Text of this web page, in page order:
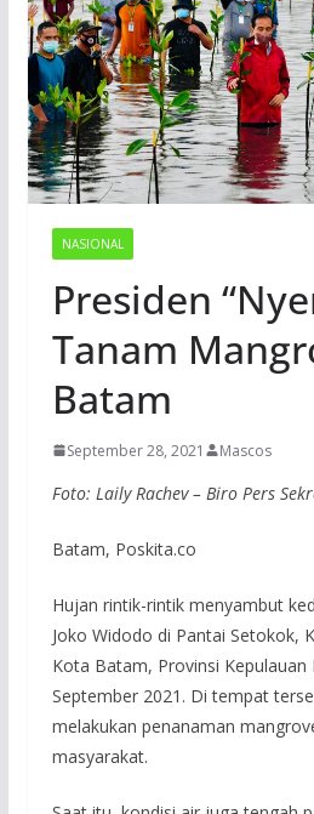
NASIONAL
Presiden
Tanam
Batam
September 28, 2021 Mascos
Foto: Laily Rachev – Biro Pers
Batam, Poskita.co
Hujan rintik-rintik menyambut
Joko Widodo di Pantai Setokok,
Kota Batam, Provinsi Kepulauan
September 2021. Di tempat
melakukan penanaman
masyarakat.